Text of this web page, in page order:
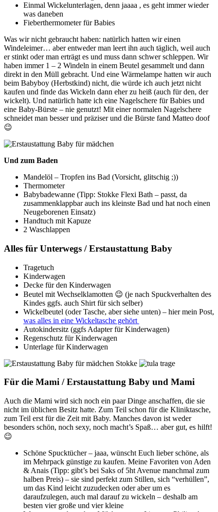
Einmal Wickelunterlagen, denn jaaaa , es geht immer wieder
was daneben
Fieberthermometer für Babies
Was wir nicht gebraucht haben: natürlich hatten wir einen
Windeleimer… aber entweder man leert ihn auch täglich, weil auch
er stinkt oder man erträgt es und muss dann schwer schleppen. Wir
haben immer 1 – 2 Windeln in einem Beutel gesammelt und dann
direkt in den Müll gebracht. Und eine Wärmelampe hatten wir auch
beim Babyboy (Herbstkind) nicht, die würde ich auch jetzt nicht
kaufen und finde das Wickeln dann eher zu heiß (auch für den, der
wickelt). Und natürlich hatte ich eine Nagelschere für Babies und
eine Baby-Bürste – nie genutzt! Mit einer normalen Nagelschere
schneidet man besser und präziser und die Bürste fand Matteo doof
😉
Und zum Baden
Mandelöl – Tropfen ins Bad (Vorsicht, glitschig ;))
Thermometer
Babybadewanne (Tipp: Stokke Flexi Bath – passt, da
zusammenklappbar auch ins kleinste Bad und hat noch einen
Neugeborenen Einsatz)
Handtuch mit Kapuze
2 Waschlappen
Alles für Unterwegs / Erstaustattung Baby
Tragetuch
Kinderwagen
Decke für den Kinderwagen
Beutel mit Wechselklamotten 😉 (je nach Spuckverhalten des
Kindes ggfs. auch Shirt für sich selber)
Wickelbeutel (oder Tasche, aber siehe unten) – hier mein Post,
was alles in eine Wickeltasche gehört
Autokindersitz (ggfs Adapter für Kinderwagen)
Regenschutz für Kinderwagen
Unterlage für Kinderwagen
Für die Mami / Erstaustattung Baby und Mami
Auch die Mami wird sich noch ein paar Dinge anschaffen, die sie
nicht im üblichen Besitz hatte. Zum Teil schon für die Kliniktasche,
zum Teil erst für die Zeit mit Baby. Manches davon ist weder
besonders schön, noch sexy, noch macht’s Spaß… aber gut, es hilft!
😉
Schöne Spucktücher – jaaa, wünscht Euch lieber schöne, als
im Mehrpack günstige zu kaufen. Meine Favoriten von Aden
& Anais (Tipp: gibt’s bei Saks of 5ht Avenue manchmal zum
halben Preis) – sie sind perfekt zum Stillen, sich “verhüllen”,
um das Kind leicht zuzudecken oder aber um es
daraufzulegen, auch mal darauf zu wickeln – deshalb am
besten vier große und vier kleine